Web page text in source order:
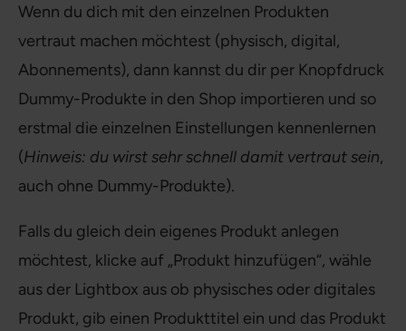
Wenn du dich mit den einzelnen Produkten
vertraut machen möchtest (physisch, digital,
Abonnements), dann kannst du dir per Knopfdruck
Dummy-Produkte in den Shop importieren und so
erstmal die einzelnen Einstellungen kennenlernen
(Hinweis: du wirst sehr schnell damit vertraut sein,
auch ohne Dummy-Produkte).
Falls du gleich dein eigenes Produkt anlegen
möchtest, klicke auf „Produkt hinzufügen“, wähle
aus der Lightbox aus ob physisches oder digitales
Produkt, gib einen Produkttitel ein und das Produkt